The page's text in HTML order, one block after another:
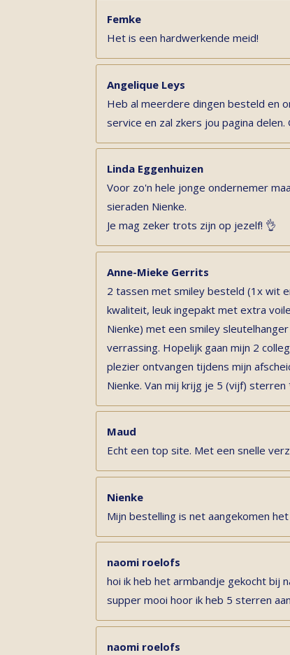
Femke
Het is een hardwerkende meid!
Angelique Leys
Heb al meerdere dingen besteld en
service en zal zkers jou pagina delen.
Linda Eggenhuizen
Voor zo'n hele jonge ondernemer
sieraden Nienke.
Je mag zeker trots zijn op jezelf! 👌
Anne-Mieke Gerrits
2 tassen met smiley besteld (1x wit
kwaliteit, leuk ingepakt met extra
Nienke) met een smiley
verrassing. Hopelijk gaan mijn 2
plezier ontvangen tijdens mijn
Nienke. Van mij krijg je 5 (vijf)
Maud
Echt een top site. Met een snelle
Nienke
Mijn bestelling is net aangekomen
naomi roelofs
hoi ik heb het armbandje gekocht bij
supper mooi hoor ik heb 5 sterren
naomi roelofs